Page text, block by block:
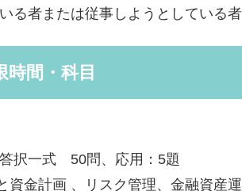
る者または従事しようとしている者
時間・科目
択一式 50問、応用：5題
資金計画 、リスク管理、金融資産